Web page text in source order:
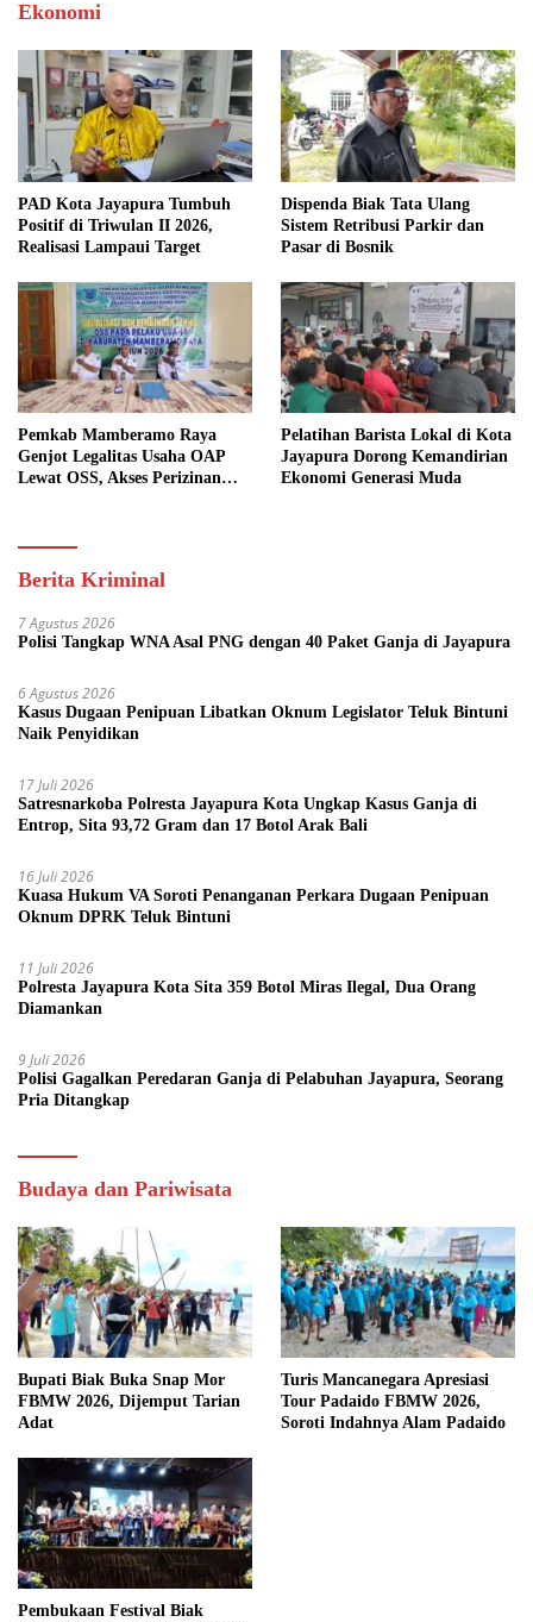
Ekonomi
PAD Kota Jayapura Tumbuh
Positif di Triwulan II 2026,
Realisasi Lampaui Target
Dispenda Biak Tata Ulang
Sistem Retribusi Parkir dan
Pasar di Bosnik
Pemkab Mamberamo Raya
Genjot Legalitas Usaha OAP
Lewat OSS, Akses Perizinan
Pelatihan Barista Lokal di Kota
Jayapura Dorong Kemandirian
Ekonomi Generasi Muda
Berita Kriminal
7 Agustus 2026
Polisi Tangkap WNA Asal PNG dengan 40 Paket Ganja di Jayapura
6 Agustus 2026
Kasus Dugaan Penipuan Libatkan Oknum Legislator Teluk Bintuni
Naik Penyidikan
17 Juli 2026
Satresnarkoba Polresta Jayapura Kota Ungkap Kasus Ganja di
Entrop, Sita 93,72 Gram dan 17 Botol Arak Bali
16 Juli 2026
Kuasa Hukum VA Soroti Penanganan Perkara Dugaan Penipuan
Oknum DPRK Teluk Bintuni
11 Juli 2026
Polresta Jayapura Kota Sita 359 Botol Miras Ilegal, Dua Orang
Diamankan
9 Juli 2026
Polisi Gagalkan Peredaran Ganja di Pelabuhan Jayapura, Seorang
Pria Ditangkap
Budaya dan Pariwisata
Bupati Biak Buka Snap Mor
FBMW 2026, Dijemput Tarian
Adat
Turis Mancanegara Apresiasi
Tour Padaido FBMW 2026,
Soroti Indahnya Alam Padaido
Pembukaan Festival Biak